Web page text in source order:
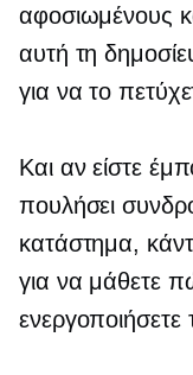
αφοσιωμένους
αυτή τη
για να το
Και αν είστε
πουλήσει
κατάστημα,
για να μάθετε